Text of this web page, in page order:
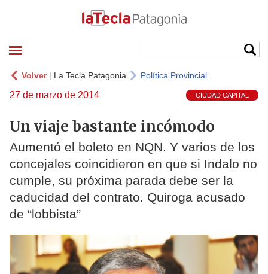
Volver| La Tecla Patagonia Política Provincial
27 de marzo de 2014 CIUDAD CAPITAL
Un viaje bastante incómodo
Aumentó el boleto en NQN. Y varios de los
concejales coincidieron en que si Indalo no
cumple, su próxima parada debe ser la
caducidad del contrato. Quiroga acusado
de “lobbista”